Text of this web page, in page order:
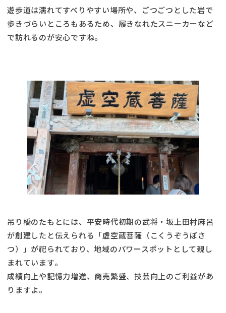
遊歩道は濡れてすべりやすい場所や、ごつごつとした岩で
歩きづらいところもあるため、履きなれたスニーカーなど
で訪れるのが安心ですね。
吊り橋のたもとには、平安時代初期の武将・坂上田村麻呂
が創建したと伝えられる「虚空蔵菩薩（こくうぞうぼさ
つ）」が祀られており、地域のパワースポットとして親し
まれています。
成績向上や記憶力増進、商売繁盛、技芸向上のご利益があ
りますよ。